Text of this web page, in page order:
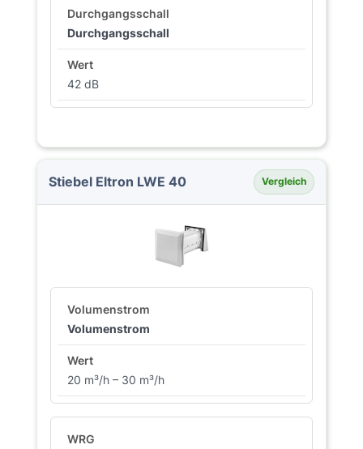
Durchgangsschall
42 dB
Stiebel Eltron LWE 40 Vergleich
Volumenstrom
20 m³/h – 30 m³/h